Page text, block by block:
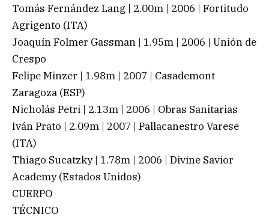
Tomás Fernández Lang | 2.00m | 2006 | Fortitudo
Agrigento (ITA)
Joaquín Folmer Gassman | 1.95m | 2006 | Unión de
Crespo
Felipe Minzer | 1.98m | 2007 | Casademont
Zaragoza (ESP)
Nicholás Petri | 2.13m | 2006 | Obras Sanitarias
Iván Prato | 2.09m | 2007 | Pallacanestro Varese
(ITA)
Thiago Sucatzky | 1.78m | 2006 | Divine Savior
Academy (Estados Unidos)
CUERPO
TÉCNICO